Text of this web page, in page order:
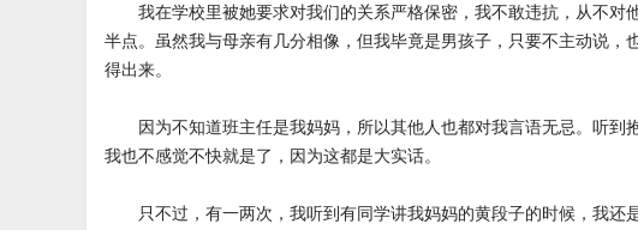
我在学校里被她要求对我们的关系严格保密，我不敢违抗，从不对
半点。虽然我与母亲有几分相像，但我毕竟是男孩子，只要不主动说，
得出来。
因为不知道班主任是我妈妈，所以其他人也都对我言语无忌。听到
我也不感觉不快就是了，因为这都是大实话。
只不过，有一两次，我听到有同学讲我妈妈的黄段子的时候，我还